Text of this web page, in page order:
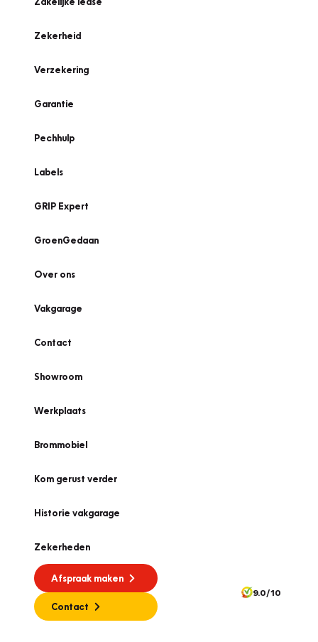
Zekerheid
Verzekering
Garantie
Pechhulp
Labels
GRIP Expert
GroenGedaan
Over ons
Vakgarage
Contact
Showroom
Werkplaats
Brommobiel
Kom gerust verder
Historie vakgarage
Zekerheden
Afspraak maken
Contact
9.0/10